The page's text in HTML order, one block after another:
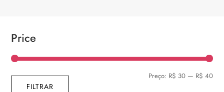
Price
FILTRAR
Preço: R$ 30— R$ 40